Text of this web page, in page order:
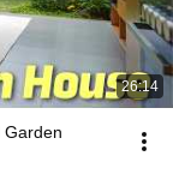
26:14
Garden